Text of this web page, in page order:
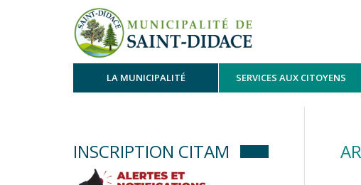
LA MUNICIPALITÉ SERVICES AUX CITOYENS
INSCRIPTION CITAM